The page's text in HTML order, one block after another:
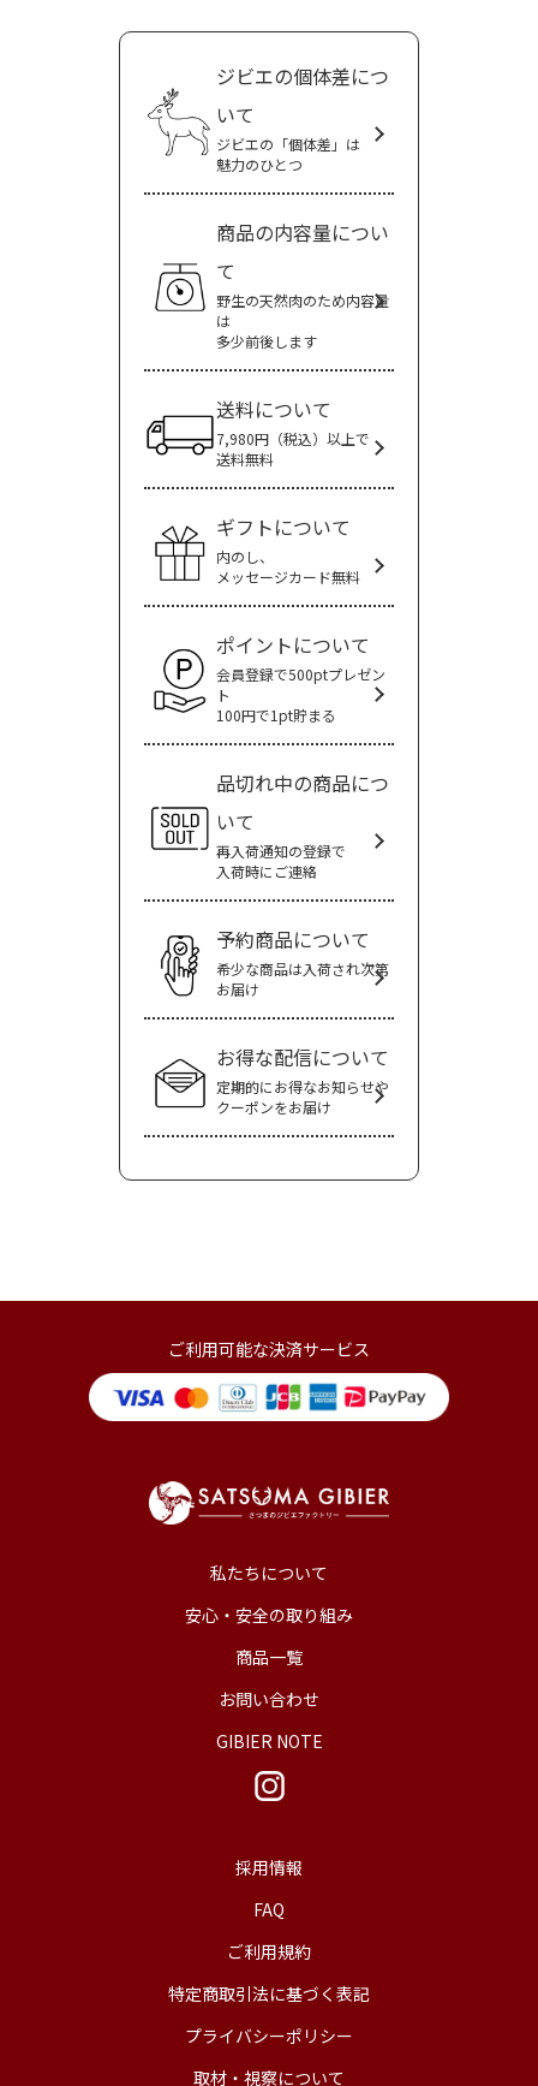
ジビエの個体差につ
いて
ジビエの「個体差」は
魅力のひとつ
商品の内容量につい
て
野生の天然肉のため内容量
は
多少前後します
送料について
7,980円（税込）以上で
送料無料
ギフトについて
内のし、
メッセージカード無料
ポイントについて
会員登録で500ptプレゼン
ト
100円で1pt貯まる
品切れ中の商品につ
いて
再入荷通知の登録で
入荷時にご連絡
予約商品について
希少な商品は入荷され次第
お届け
お得な配信について
定期的にお得なお知らせや
クーポンをお届け
ご利用可能な決済サービス
私たちについて
安心・安全の取り組み
商品一覧
お問い合わせ
GIBIER NOTE
採用情報
FAQ
ご利用規約
特定商取引法に基づく表記
プライバシーポリシー
取材・視察について